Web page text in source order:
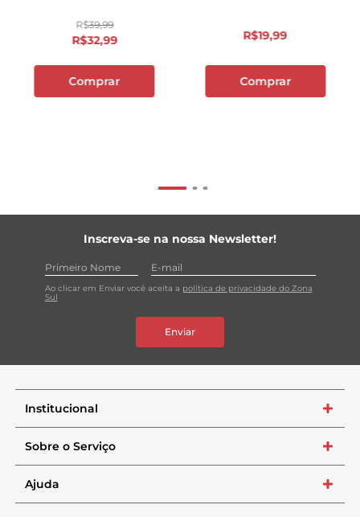
R$39,99
R$32,99
Comprar
R$19,99
Comprar
Inscreva-se na nossa Newsletter!
Ao clicar em Enviar você aceita a política de privacidade do Zona
Sul
Enviar
Institucional +
Sobre o Serviço +
Ajuda +